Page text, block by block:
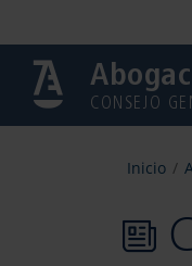
CONSEJO
Inicio